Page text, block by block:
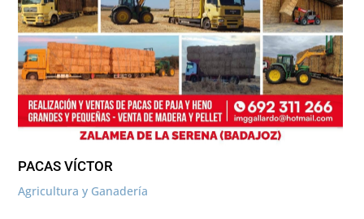
PACAS VÍCTOR
Agricultura y Ganadería